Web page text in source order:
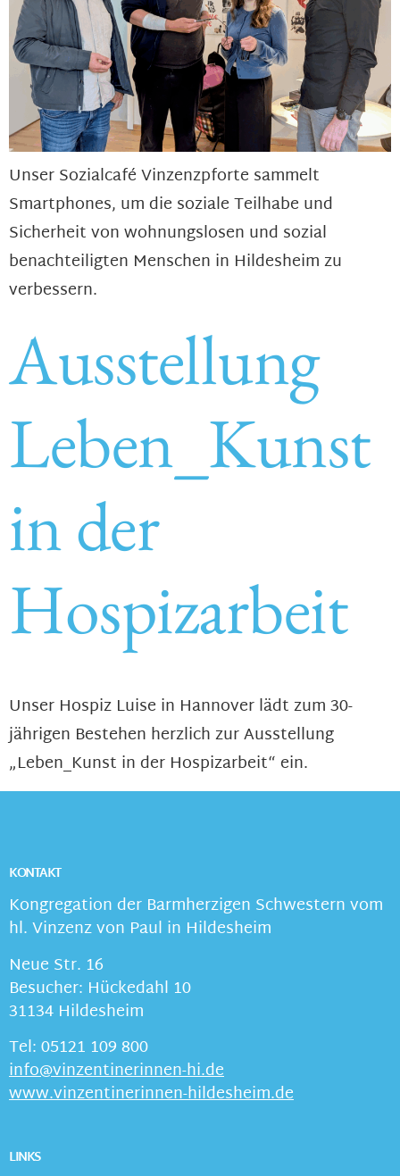
Unser Sozialcafé Vinzenzpforte sammelt
Smartphones, um die soziale Teilhabe und
Sicherheit von wohnungslosen und sozial
benachteiligten Menschen in Hildesheim zu
verbessern.
Ausstellung
Leben_Kunst
in der
Hospizarbeit
Unser Hospiz Luise in Hannover lädt zum 30-
jährigen Bestehen herzlich zur Ausstellung
„Leben_Kunst in der Hospizarbeit“ ein.
KONTAKT
Kongregation der Barmherzigen Schwestern vom
hl. Vinzenz von Paul in Hildesheim
Neue Str. 16
Besucher: Hückedahl 10
31134 Hildesheim
Tel: 05121 109 800
info@vinzentinerinnen-hi.de
www.vinzentinerinnen-hildesheim.de
LINKS